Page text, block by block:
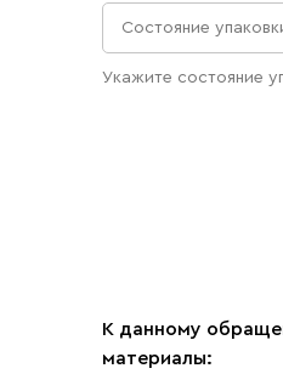
Состояние
Состояние
Упаковка без
Укажите состояние
К данному
материалы: